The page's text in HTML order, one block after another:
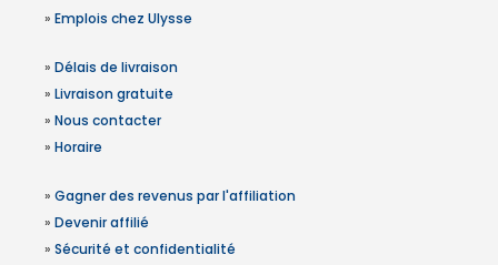
» Emplois chez Ulysse
» Délais de livraison
» Livraison gratuite
» Nous contacter
» Horaire
» Gagner des revenus par l'affiliation
» Devenir affilié
» Sécurité et confidentialité